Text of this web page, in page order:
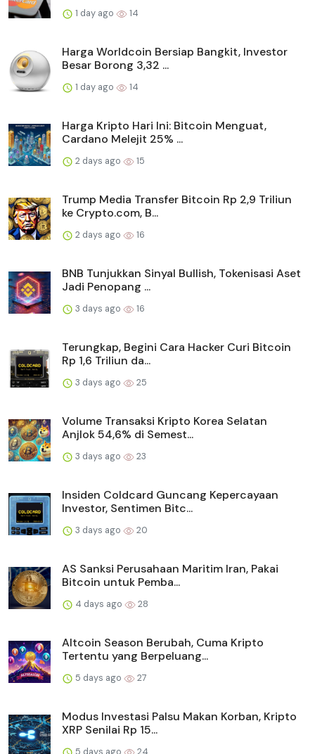
1 day ago 14
Harga Worldcoin Bersiap Bangkit, Investor
Besar Borong 3,32 ...
1 day ago 14
Harga Kripto Hari Ini: Bitcoin Menguat,
Cardano Melejit 25% ...
2 days ago 15
Trump Media Transfer Bitcoin Rp 2,9 Triliun
ke Crypto.com, B...
2 days ago 16
BNB Tunjukkan Sinyal Bullish, Tokenisasi Aset
Jadi Penopang ...
3 days ago 16
Terungkap, Begini Cara Hacker Curi Bitcoin
Rp 1,6 Triliun da...
3 days ago 25
Volume Transaksi Kripto Korea Selatan
Anjlok 54,6% di Semest...
3 days ago 23
Insiden Coldcard Guncang Kepercayaan
Investor, Sentimen Bitc...
3 days ago 20
AS Sanksi Perusahaan Maritim Iran, Pakai
Bitcoin untuk Pemba...
4 days ago 28
Altcoin Season Berubah, Cuma Kripto
Tertentu yang Berpeluang...
5 days ago 27
Modus Investasi Palsu Makan Korban, Kripto
XRP Senilai Rp 15...